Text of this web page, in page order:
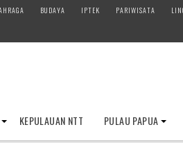
BUDAYA IPTEK PARIWISATA
KEPULAUAN NTT PULAU PAPUA